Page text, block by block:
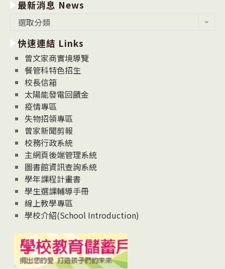
最新消息 News
消
息
News
選取分類
快速連結 Links
曾文家商實境導覽
餐管科特色招生
校長信箱
太陽能發電回饋金
疫情專區
失物招領專區
曾家新聞剪報
校務行政系統
主網頁後端管理系統
圖書館資訊查詢系統
學年課程計畫書
學生選課輔導手冊
線上教學專區
學校介紹(School Introduction)